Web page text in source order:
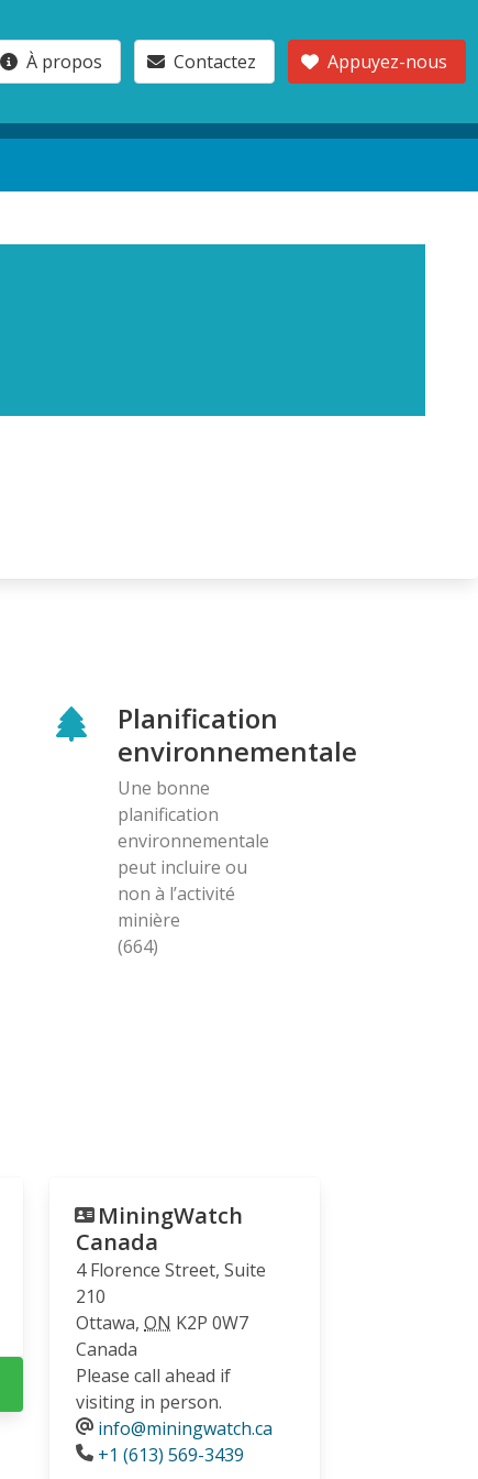
À propos Contactez Appuyez-nous
Planification
environnementale
Une bonne
planification
environnementale
peut incluire ou
non à l’activité
minière
(664)
MiningWatch
Canada
4 Florence Street, Suite
210
Ottawa, ON K2P 0W7
Canada
Please call ahead if
visiting in person.
info@miningwatch.ca
Phone
+1 (613) 569-3439